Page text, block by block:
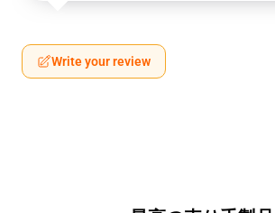
Write your review